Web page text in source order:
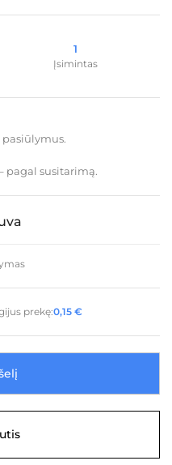
1
Įsimintas
pagal susitarimą.
prekę:0,15 €